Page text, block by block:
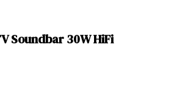
Soundbar 30W HiFi